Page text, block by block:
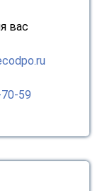
вас
59